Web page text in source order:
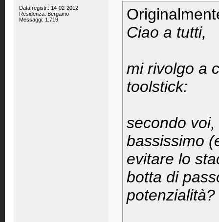
Data registr.: 14-02-2012
Residenza: Bergamo
Messaggi: 1.719
Ciao a tutti,
mi rivolgo a
toolstick:
secondo
bassissimo
evitare lo
botta di
potenzialità?